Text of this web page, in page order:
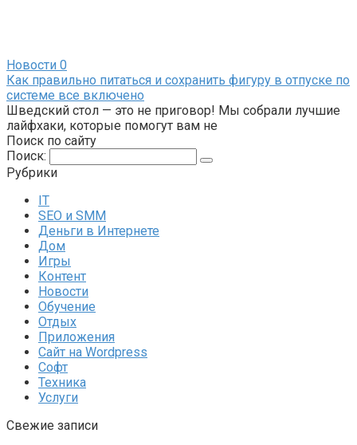
Новости 0
Как правильно питаться и сохранить фигуру в отпуске по
системе все включено
Шведский стол — это не приговор! Мы собрали лучшие
лайфхаки, которые помогут вам не
Поиск по сайту
Поиск:
Рубрики
IT
SEO и SMM
Деньги в Интернете
Дом
Игры
Контент
Новости
Обучение
Отдых
Приложения
Сайт на Wordpress
Софт
Техника
Услуги
Свежие записи